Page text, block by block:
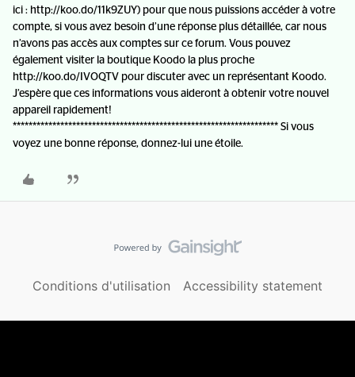
ici : http://koo.do/11k9ZUY) pour que nous puissions accéder à votre
compte, si vous avez besoin d’une réponse plus détaillée, car nous
n’avons pas accès aux comptes sur ce forum. Vous pouvez
également visiter la boutique Koodo la plus proche
http://koo.do/IVOQTV pour discuter avec un représentant Koodo.
J’espère que ces informations vous aideront à obtenir votre nouvel
appareil rapidement!
******************************************************************* Si vous
voyez une bonne réponse, donnez-lui une étoile.
Conditions d'utilisation Accessibility statement